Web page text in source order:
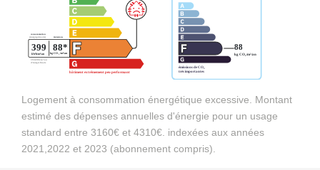
Logement à consommation énergétique excessive. Montant
estimé des dépenses annuelles d'énergie pour un usage
standard entre 3160€ et 4310€. indexées aux années
2021,2022 et 2023 (abonnement compris).